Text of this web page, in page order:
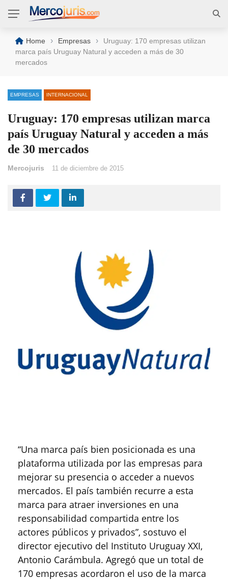
Home › Empresas ›
Uruguay: 170 empresas utilizan
marca país Uruguay Natural y acceden a más de 30
mercados
EMPRESAS INTERNACIONAL
Uruguay: 170 empresas utilizan marca
país Uruguay Natural y acceden a más
de 30 mercados
Mercojuris 11 de diciembre de 2015
“Una marca país bien posicionada es una
plataforma utilizada por las empresas para
mejorar su presencia o acceder a nuevos
mercados. El país también recurre a esta
marca para atraer inversiones en una
responsabilidad compartida entre los
actores públicos y privados”, sostuvo el
director ejecutivo del Instituto Uruguay XXI,
Antonio Carámbula. Agregó que un total de
170 empresas acordaron el uso de la marca